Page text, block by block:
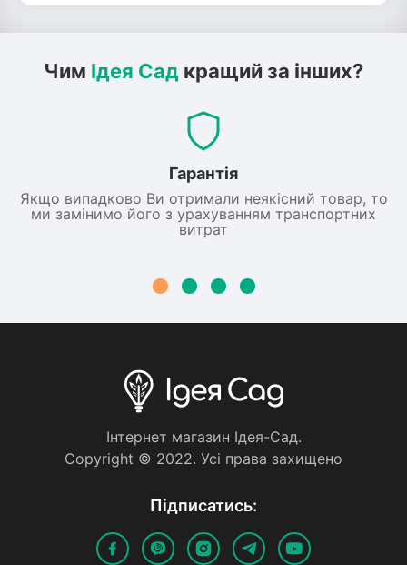
Чим Ідея Сад кращий за інших?
Гарантія
Якщо випадково Ви отримали неякісний товар, то
ми замінимо його з урахуванням транспортних
витрат
Iнтернет магазин Iдея-Сад.
Copyright © 2022. Усi права захищено
Пiдписатись: